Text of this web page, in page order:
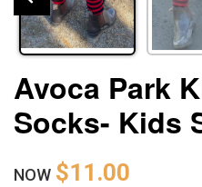
Avoca Park
Socks- Kids
NOW $11.00